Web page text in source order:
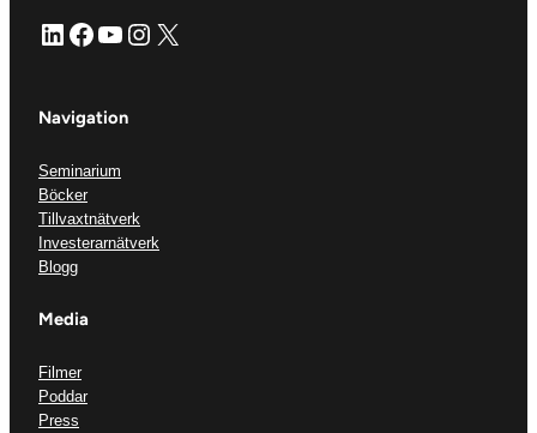
LinkedIn
Facebook
YouTube
Instagram
X
Navigation
Seminarium
Böcker
Tillvaxtnätverk
Investerarnätverk
Blogg
Media
Filmer
Poddar
Press